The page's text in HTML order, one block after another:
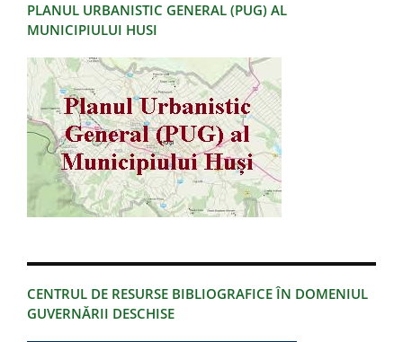
PLANUL URBANISTIC GENERAL (PUG) AL
MUNICIPIULUI HUSI
CENTRUL DE RESURSE BIBLIOGRAFICE ÎN DOMENIUL
GUVERNĂRII DESCHISE